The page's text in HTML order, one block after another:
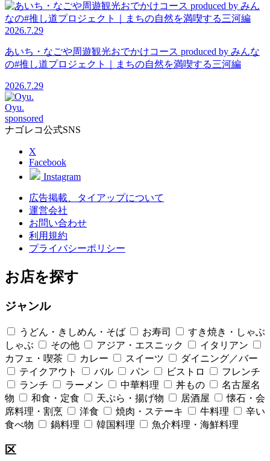
2026.7.29
あいち・なごや周遊観光おでかけコース produced by みんな
の#推し道プロジェクト｜まちの自然を満喫する三河編
2026.7.29
Oyu.
sponsored
ナゴレコ公式SNS
X
Facebook
Instagram
広告掲載、タイアップについて
運営会社
お問い合わせ
利用規約
プライバシーポリシー
お店を探す
ジャンル
うどん・きしめん・そば お寿司
すき焼き・しゃぶ
しゃぶ
その他 アジア・エスニック
イタリアン
カフェ・喫茶
カレー スイーツ
ダイニング／バー
テイクアウト
バル パン ビストロ
フレンチ
ランチ
ラーメン 中華料理 丼もの
名古屋名
物
和食・定食 天ぷら・揚げ物 居酒屋
懐石・会
席料理・割烹
洋食 焼肉・ステーキ 牛料理
辛い
食べ物
鍋料理 韓国料理 魚介料理・海鮮料理
区